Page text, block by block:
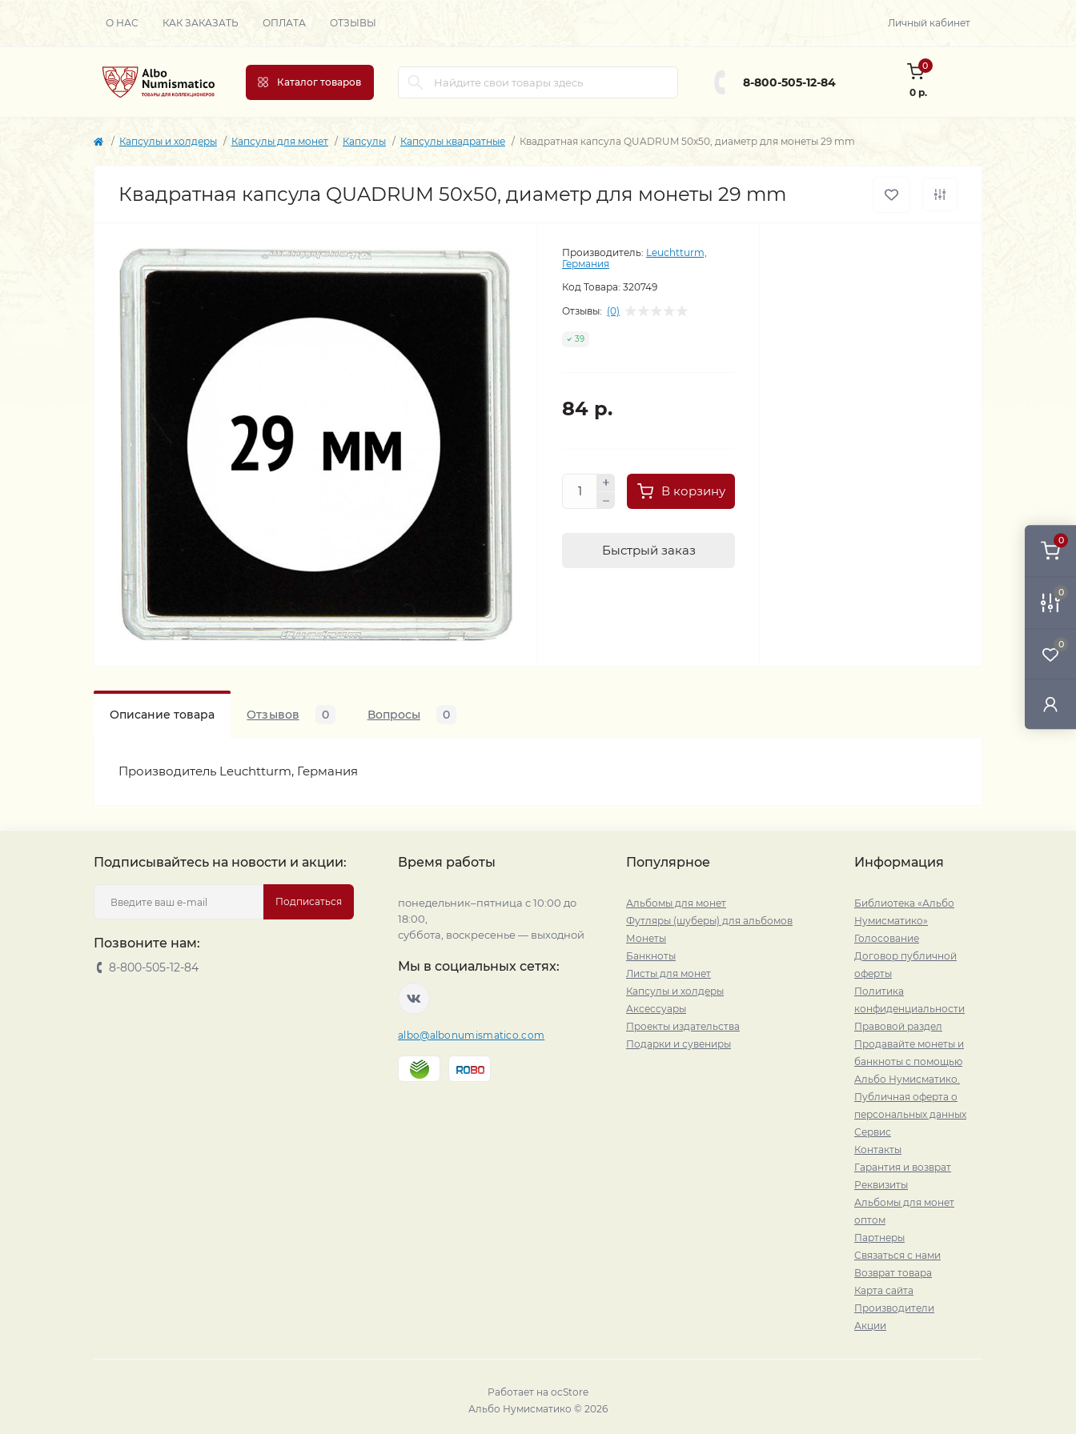
0
0
0
О НАС КАК ЗАКАЗАТЬ ОПЛАТА ОТЗЫВЫ Личный кабинет
Каталог товаров 8-800-505-12-84
0
0 р.
Капсулы и холдеры Капсулы для монет Капсулы Капсулы квадратные Квадратная капсула QUADRUM 50х50, диаметр для монеты 29 mm
Квадратная капсула QUADRUM 50х50, диаметр для монеты 29 mm
Производитель: Leuchtturm,
Германия
Код Товара: 320749
Отзывы: (0)
39
84 р.
В корзину
Быстрый заказ
Описание товара Отзывов 0 Вопросы 0
Производитель Leuchtturm, Германия
Подписывайтесь на новости и акции:
Подписаться
Позвоните нам:
8-800-505-12-84
Время работы
понедельник–пятница с 10:00 до
18:00,
суббота, воскресенье — выходной
Мы в социальных сетях:
albo@albonumismatico.com
Популярное
Альбомы для монет
Футляры (шуберы) для альбомов
Монеты
Банкноты
Листы для монет
Капсулы и холдеры
Аксессуары
Проекты издательства
Подарки и сувениры
Информация
Библиотека «Альбо
Нумисматико»
Голосование
Договор публичной
оферты
Политика
конфиденциальности
Правовой раздел
Продавайте монеты и
банкноты с помощью
Альбо Нумисматико.
Публичная оферта о
персональных данных
Сервис
Контакты
Гарантия и возврат
Реквизиты
Альбомы для монет
оптом
Партнеры
Связаться с нами
Возврат товара
Карта сайта
Производители
Акции
Работает на ocStore
Альбо Нумисматико © 2026